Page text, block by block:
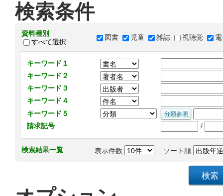
検索条件
資料種別
すべて選択
図書 児童 雑誌 視聴覚
キーワード１
キーワード２
キーワード３
キーワード４
キーワード５
請求記号
/
検索結果一覧 表示件数 ソート順